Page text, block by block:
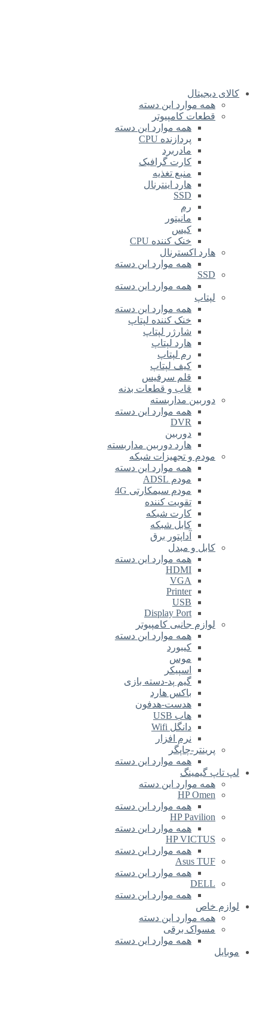
کالای دیجیتال
همه موارد این دسته
قطعات کامپیوتر
همه موارد این دسته
پردازنده CPU
مادربرد
کارت گرافیک
منبع تغذیه
هارد اینترنال
SSD
رم
مانیتور
کیس
خنک کننده CPU
هارد اکسترنال
همه موارد این دسته
SSD
همه موارد این دسته
لپتاپ
همه موارد این دسته
خنک کننده لپتاپ
شارژر لپتاپ
هارد لپتاپ
رم لپتاپ
کیف لپتاپ
قلم سرفیس
قاب و قطعات بدنه
دوربین مداربسته
همه موارد این دسته
DVR
دوربین
هارد دوربین مداربسته
مودم و تجهیزات شبکه
همه موارد این دسته
مودم ADSL
مودم سیمکارتی 4G
تقویت کننده
کارت شبکه
کابل شبکه
آداپتور برق
کابل و مبدل
همه موارد این دسته
HDMI
VGA
Printer
USB
Display Port
لوازم جانبی کامپیوتر
همه موارد این دسته
کیبورد
موس
اسپیکر
گیم پد-دسته بازی
باکس هارد
هدست-هدفون
هاب USB
دانگل Wifi
نرم افزار
پرینتر-چاپگر
همه موارد این دسته
لپ تاپ گیمینگ
همه موارد این دسته
HP Omen
همه موارد این دسته
HP Pavilion
همه موارد این دسته
HP VICTUS
همه موارد این دسته
Asus TUF
همه موارد این دسته
DELL
همه موارد این دسته
لوازم خاص
همه موارد این دسته
مسواک برقی
همه موارد این دسته
موبایل